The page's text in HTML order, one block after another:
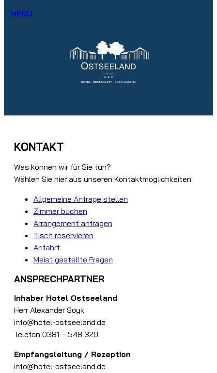
MENÜ
KONTAKT
Was können wir für Sie tun?
Wählen Sie hier aus unseren Kontaktmöglichkeiten:
Allgemeine Anfrage stellen
Zimmer buchen
Arrangement anfragen
Tisch reservieren
Anfahrt
Meist gestellte Fragen
ANSPRECHPARTNER
Inhaber Hotel Ostseeland
Herr Alexander Soyk
info@hotel-ostseeland.de
Telefon 0381 – 548 320
Empfangsleitung / Rezeption
info@hotel-ostseeland.de